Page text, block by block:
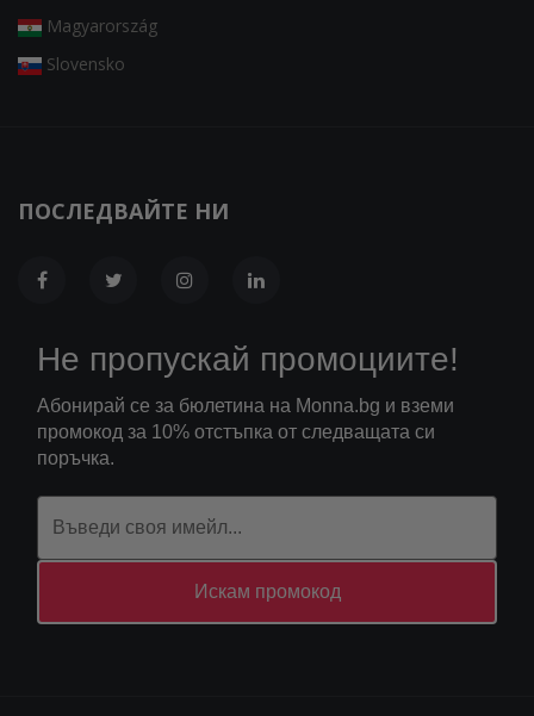
Magyarország
Slovensko
ПОСЛЕДВАЙТЕ НИ
Не пропускай промоциите!
Абонирай се за бюлетина на Monna.bg и вземи
промокод за 10% отстъпка от следващата си
поръчка.
Искам промокод